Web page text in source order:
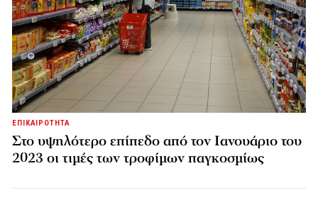
ΕΠΙΚΑΙΡΟΤΗΤΑ
Στο υψηλότερο επίπεδο από τον Ιανουάριο του
2023 οι τιμές των τροφίμων παγκοσμίως